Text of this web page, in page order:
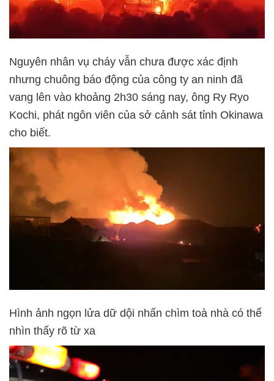
Nguyên nhân vụ cháy vẫn chưa được xác định
nhưng chuông báo động của công ty an ninh đã
vang lên vào khoảng 2h30 sáng nay, ông Ry Ryo
Kochi, phát ngôn viên của sở cảnh sát tỉnh Okinawa
cho biết.
Hình ảnh ngọn lửa dữ dội nhấn chìm toà nhà có thể
nhìn thấy rõ từ xa